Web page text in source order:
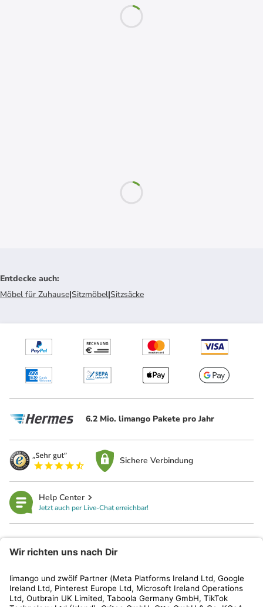
Entdecke auch:
Möbel für Zuhause|Sitzmöbel|Sitzsäcke
6.2 Mio. limango Pakete pro Jahr
Sichere Verbindung
Help Center
Jetzt auch per Live-Chat erreichbar!
Kundenservice